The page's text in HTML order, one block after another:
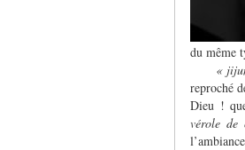
du même
«
reproché
Dieu !
vérole